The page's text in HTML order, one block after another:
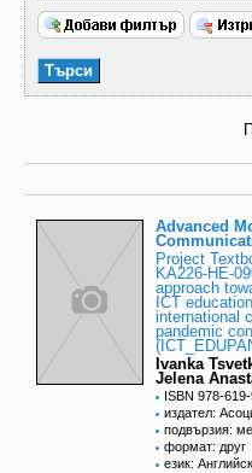
Advanced
Project
KA226-HE-
approach
ICT
international
pandemic
Ivanka
Jelena
ISBN 978-
издател:
подвързия:
формат: друг
език: